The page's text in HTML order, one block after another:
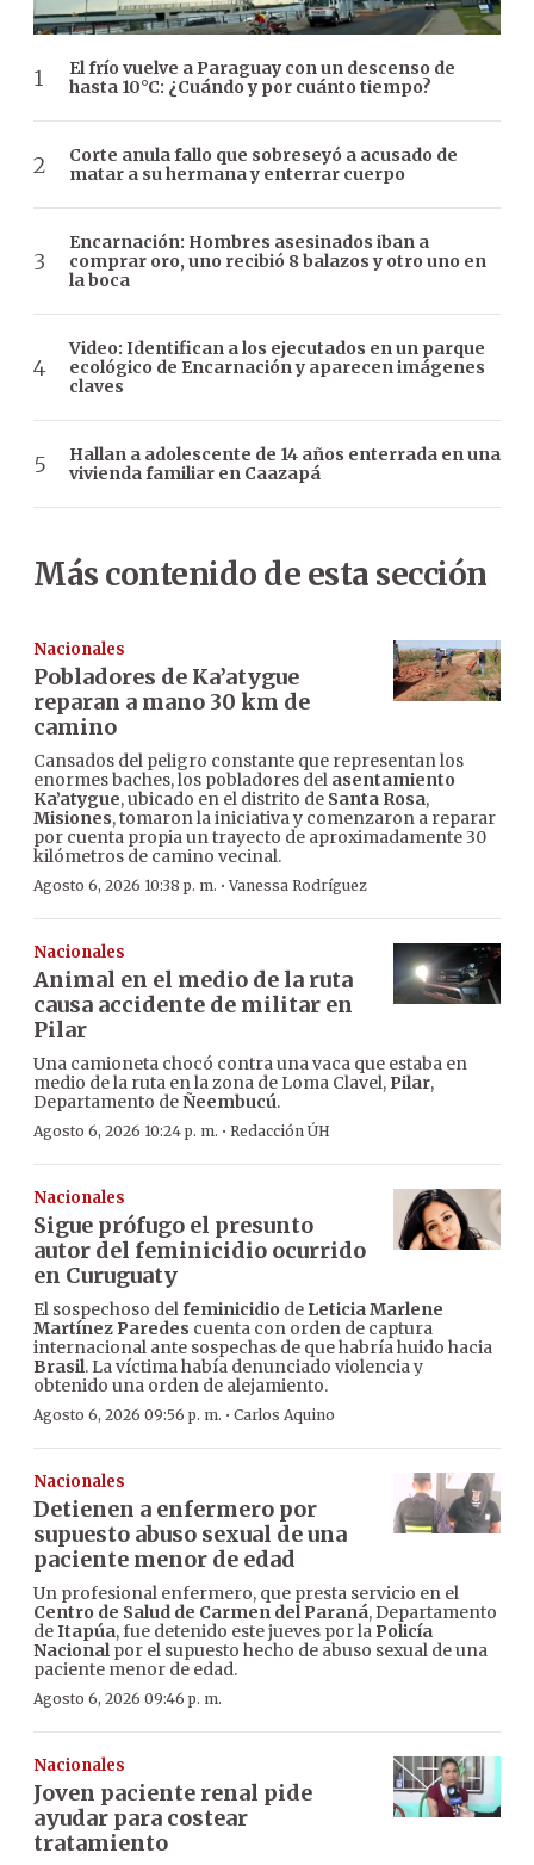
El frío vuelve a Paraguay con un descenso de
hasta 10°C: ¿Cuándo y por cuánto tiempo?
Corte anula fallo que sobreseyó a acusado de
matar a su hermana y enterrar cuerpo
Encarnación: Hombres asesinados iban a
comprar oro, uno recibió 8 balazos y otro uno en
la boca
Video: Identifican a los ejecutados en un parque
ecológico de Encarnación y aparecen imágenes
claves
Hallan a adolescente de 14 años enterrada en una
vivienda familiar en Caazapá
Más contenido de esta sección
Nacionales
Pobladores de Ka’atygue
reparan a mano 30 km de
camino
Cansados del peligro constante que representan los
enormes baches, los pobladores del asentamiento
Ka’atygue, ubicado en el distrito de Santa Rosa,
Misiones, tomaron la iniciativa y comenzaron a reparar
por cuenta propia un trayecto de aproximadamente 30
kilómetros de camino vecinal.
Agosto 6, 2026 10:38 p. m. ·Vanessa Rodríguez
Nacionales
Animal en el medio de la ruta
causa accidente de militar en
Pilar
Una camioneta chocó contra una vaca que estaba en
medio de la ruta en la zona de Loma Clavel, Pilar,
Departamento deÑeembucú.
Agosto 6, 2026 10:24 p. m. · Redacción ÚH
Nacionales
Sigue prófugo el presunto
autor del feminicidio ocurrido
en Curuguaty
El sospechoso delfeminicidio de Leticia Marlene
Martínez Paredes cuenta con orden de captura
internacional ante sospechas de que habría huido hacia
Brasil. La víctima había denunciado violencia y
obtenido una orden de alejamiento.
Agosto 6, 2026 09:56 p. m. · Carlos Aquino
Nacionales
Detienen a enfermero por
supuesto abuso sexual de una
paciente menor de edad
Un profesional enfermero, que presta servicio en el
Centro de Salud de Carmen del Paraná, Departamento
deItapúa, fue detenido este jueves por la Policía
Nacionalpor el supuesto hecho de abuso sexual de una
paciente menor de edad.
Agosto 6, 2026 09:46 p. m.
Nacionales
Joven paciente renal pide
ayudar para costear
tratamiento